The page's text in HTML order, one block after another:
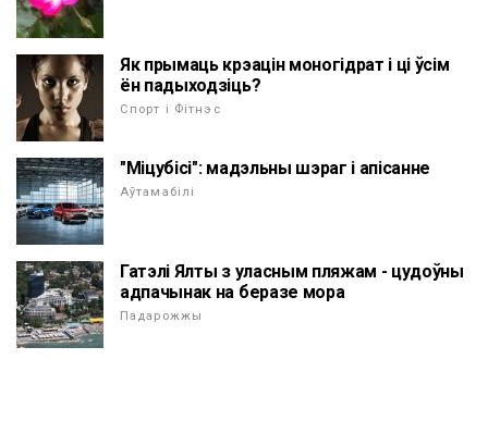
Як прымаць крэацін моногідрат і ці ўсім
ён падыходзіць?
Спорт і Фітнэс
"Міцубісі": мадэльны шэраг і апісанне
Аўтамабілі
Гатэлі Ялты з уласным пляжам - цудоўны
адпачынак на беразе мора
Падарожжы